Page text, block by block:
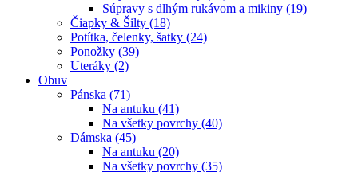
Súpravy s dlhým rukávom a mikiny (19)
Čiapky & Šilty (18)
Potítka, čelenky, šatky (24)
Ponožky (39)
Uteráky (2)
Obuv
Pánska (71)
Na antuku (41)
Na všetky povrchy (40)
Dámska (45)
Na antuku (20)
Na všetky povrchy (35)